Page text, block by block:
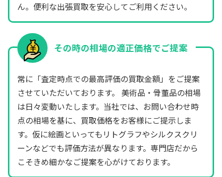
ん。便利な出張買取を安心してご利用ください。
その時の相場の適正価格でご提案
常に「査定時点での最高評価の買取金額」をご提案
させていただいております。 美術品・骨董品の相場
は日々変動いたします。当社では、お問い合わせ時
点の相場を基に、買取価格をお客様にご提示しま
す。仮に絵画といってもリトグラフやシルクスクリ
ーンなどでも評価方法が異なります。専門店だから
こそきめ細かなご提案を心がけております。